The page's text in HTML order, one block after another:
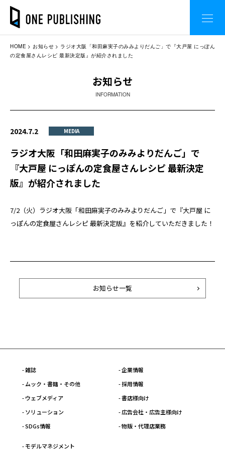
HOME お知らせ
ラジオ大阪「和田麻実子のみみよりだんご」で『大戸屋 にっぽん
の定食屋さんレシピ 最新決定版』が紹介されました
お知らせ
INFORMATION
2024.7.2 MEDIA
ラジオ大阪「和田麻実子のみみよりだんご」で
『大戸屋 にっぽんの定食屋さんレシピ 最新決定
版』が紹介されました
7/2（火）ラジオ大阪「和田麻実子のみみよりだんご」で『大戸屋 に
っぽんの定食屋さんレシピ 最新決定版』を紹介していただきました！
お知らせ一覧
- 雑誌
- ムック・書籍・その他
- ウェブメディア
- ソリューション
- SDGs情報
- 企業情報
- 採用情報
- 書店様向け
- 広告会社・広告主様向け
- 物販・代理店業務
- モデルマネジメント